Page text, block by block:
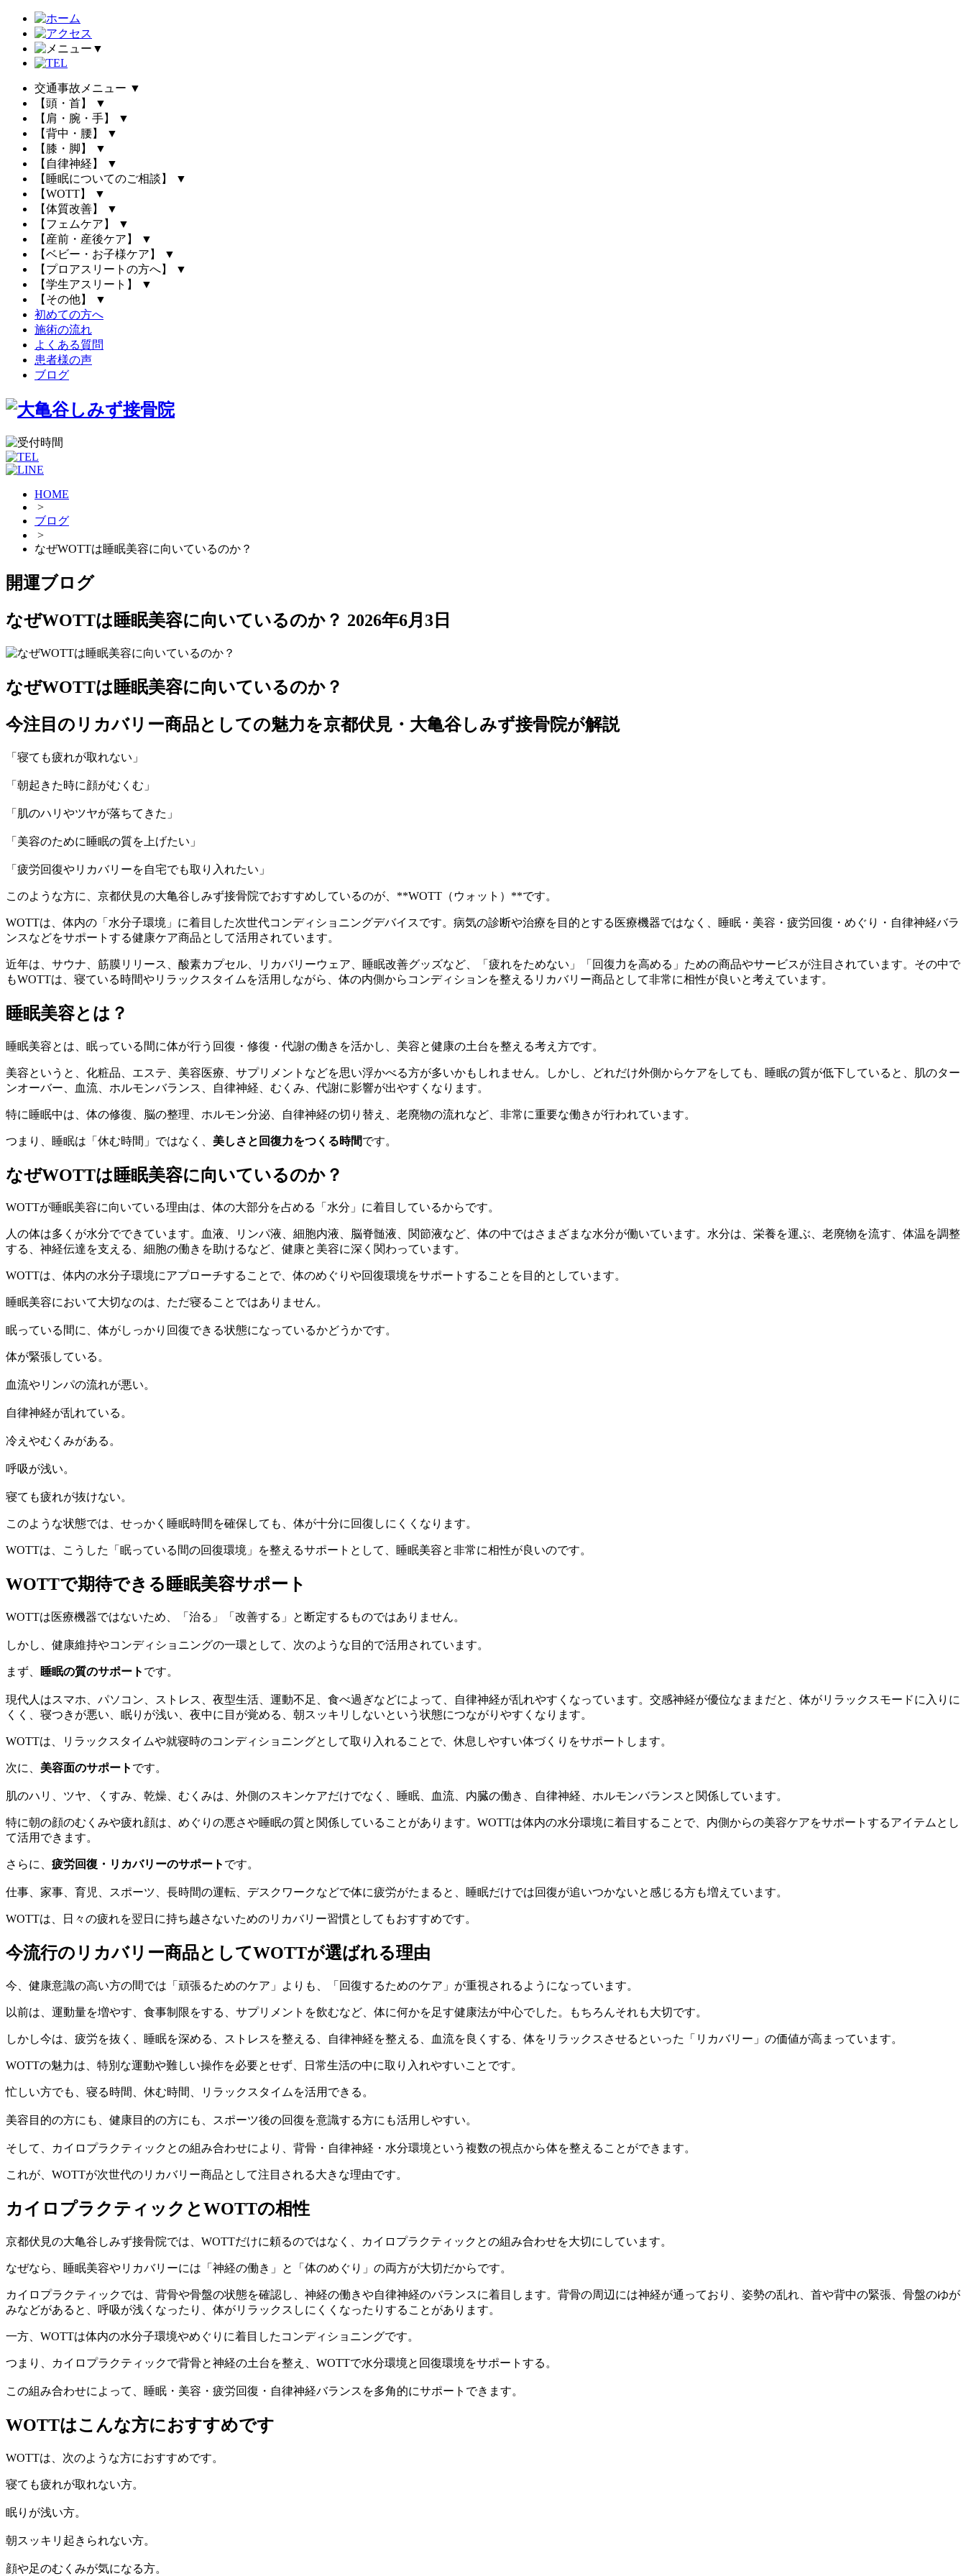
▼
交通事故メニュー ▼
【頭・首】
▼
【肩・腕・手】
▼
【背中・腰】
▼
【膝・脚】
▼
【自律神経】
▼
【睡眠についてのご相談】
▼
【WOTT】
▼
【体質改善】
▼
【フェムケア】
▼
【産前・産後ケア】
▼
【ベビー・お子様ケア】
▼
【プロアスリートの方へ】
▼
【学生アスリート】
▼
【その他】
▼
初めての方へ
施術の流れ
よくある質問
患者様の声
ブログ
HOME
>
ブログ
>
なぜWOTTは睡眠美容に向いているのか？
開運ブログ
なぜWOTTは睡眠美容に向いているのか？ 2026年6月3日
なぜWOTTは睡眠美容に向いているのか？
今注目のリカバリー商品としての魅力を京都伏見・大亀谷しみず接骨院が解説
「寝ても疲れが取れない」
「朝起きた時に顔がむくむ」
「肌のハリやツヤが落ちてきた」
「美容のために睡眠の質を上げたい」
「疲労回復やリカバリーを自宅でも取り入れたい」
このような方に、京都伏見の大亀谷しみず接骨院でおすすめしているのが、**WOTT（ウォット）**です。
WOTTは、体内の「水分子環境」に着目した次世代コンディショニングデバイスです。病気の診断や治療を目的とする医療機器ではなく、睡眠・美容・疲労回復・めぐり・自律神経バラ
ンスなどをサポートする健康ケア商品として活用されています。
近年は、サウナ、筋膜リリース、酸素カプセル、リカバリーウェア、睡眠改善グッズなど、「疲れをためない」「回復力を高める」ための商品やサービスが注目されています。その中で
もWOTTは、寝ている時間やリラックスタイムを活用しながら、体の内側からコンディションを整えるリカバリー商品として非常に相性が良いと考えています。
睡眠美容とは？
睡眠美容とは、眠っている間に体が行う回復・修復・代謝の働きを活かし、美容と健康の土台を整える考え方です。
美容というと、化粧品、エステ、美容医療、サプリメントなどを思い浮かべる方が多いかもしれません。しかし、どれだけ外側からケアをしても、睡眠の質が低下していると、肌のター
ンオーバー、血流、ホルモンバランス、自律神経、むくみ、代謝に影響が出やすくなります。
特に睡眠中は、体の修復、脳の整理、ホルモン分泌、自律神経の切り替え、老廃物の流れなど、非常に重要な働きが行われています。
つまり、睡眠は「休む時間」ではなく、 美しさと回復力をつくる時間です。
なぜWOTTは睡眠美容に向いているのか？
WOTTが睡眠美容に向いている理由は、体の大部分を占める「水分」に着目しているからです。
人の体は多くが水分でできています。血液、リンパ液、細胞内液、脳脊髄液、関節液など、体の中ではさまざまな水分が働いています。水分は、栄養を運ぶ、老廃物を流す、体温を調整
する、神経伝達を支える、細胞の働きを助けるなど、健康と美容に深く関わっています。
WOTTは、体内の水分子環境にアプローチすることで、体のめぐりや回復環境をサポートすることを目的としています。
睡眠美容において大切なのは、ただ寝ることではありません。
眠っている間に、体がしっかり回復できる状態になっているかどうかです。
体が緊張している。
血流やリンパの流れが悪い。
自律神経が乱れている。
冷えやむくみがある。
呼吸が浅い。
寝ても疲れが抜けない。
このような状態では、せっかく睡眠時間を確保しても、体が十分に回復しにくくなります。
WOTTは、こうした「眠っている間の回復環境」を整えるサポートとして、睡眠美容と非常に相性が良いのです。
WOTTで期待できる睡眠美容サポート
WOTTは医療機器ではないため、「治る」「改善する」と断定するものではありません。
しかし、健康維持やコンディショニングの一環として、次のような目的で活用されています。
まず、 睡眠の質のサポート です。
現代人はスマホ、パソコン、ストレス、夜型生活、運動不足、食べ過ぎなどによって、自律神経が乱れやすくなっています。交感神経が優位なままだと、体がリラックスモードに入りに
くく、寝つきが悪い、眠りが浅い、夜中に目が覚める、朝スッキリしないという状態につながりやすくなります。
WOTTは、リラックスタイムや就寝時のコンディショニングとして取り入れることで、休息しやすい体づくりをサポートします。
次に、 美容面のサポート です。
肌のハリ、ツヤ、くすみ、乾燥、むくみは、外側のスキンケアだけでなく、睡眠、血流、内臓の働き、自律神経、ホルモンバランスと関係しています。
特に朝の顔のむくみや疲れ顔は、めぐりの悪さや睡眠の質と関係していることがあります。WOTTは体内の水分環境に着目することで、内側からの美容ケアをサポートするアイテムとし
て活用できます。
さらに、 疲労回復・リカバリーのサポート です。
仕事、家事、育児、スポーツ、長時間の運転、デスクワークなどで体に疲労がたまると、睡眠だけでは回復が追いつかないと感じる方も増えています。
WOTTは、日々の疲れを翌日に持ち越さないためのリカバリー習慣としてもおすすめです。
今流行のリカバリー商品としてWOTTが選ばれる理由
今、健康意識の高い方の間では「頑張るためのケア」よりも、「回復するためのケア」が重視されるようになっています。
以前は、運動量を増やす、食事制限をする、サプリメントを飲むなど、体に何かを足す健康法が中心でした。もちろんそれも大切です。
しかし今は、疲労を抜く、睡眠を深める、ストレスを整える、自律神経を整える、血流を良くする、体をリラックスさせるといった「リカバリー」の価値が高まっています。
WOTTの魅力は、特別な運動や難しい操作を必要とせず、日常生活の中に取り入れやすいことです。
忙しい方でも、寝る時間、休む時間、リラックスタイムを活用できる。
美容目的の方にも、健康目的の方にも、スポーツ後の回復を意識する方にも活用しやすい。
そして、カイロプラクティックとの組み合わせにより、背骨・自律神経・水分環境という複数の視点から体を整えることができます。
これが、WOTTが次世代のリカバリー商品として注目される大きな理由です。
カイロプラクティックとWOTTの相性
京都伏見の大亀谷しみず接骨院では、WOTTだけに頼るのではなく、カイロプラクティックとの組み合わせを大切にしています。
なぜなら、睡眠美容やリカバリーには「神経の働き」と「体のめぐり」の両方が大切だからです。
カイロプラクティックでは、背骨や骨盤の状態を確認し、神経の働きや自律神経のバランスに着目します。背骨の周辺には神経が通っており、姿勢の乱れ、首や背中の緊張、骨盤のゆが
みなどがあると、呼吸が浅くなったり、体がリラックスしにくくなったりすることがあります。
一方、WOTTは体内の水分子環境やめぐりに着目したコンディショニングです。
つまり、カイロプラクティックで背骨と神経の土台を整え、WOTTで水分環境と回復環境をサポートする。
この組み合わせによって、睡眠・美容・疲労回復・自律神経バランスを多角的にサポートできます。
WOTTはこんな方におすすめです
WOTTは、次のような方におすすめです。
寝ても疲れが取れない方。
眠りが浅い方。
朝スッキリ起きられない方。
顔や足のむくみが気になる方。